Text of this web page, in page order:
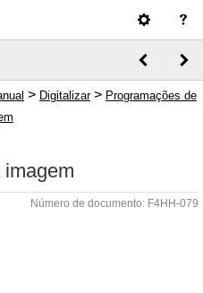
> Digitalizar> Programações de
Número de documento: F4HH-079